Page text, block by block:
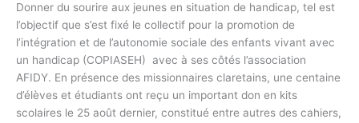
Donner du sourire aux jeunes en situation de handicap, tel est
l’objectif que s’est fixé le collectif pour la promotion de
l’intégration et de l’autonomie sociale des enfants vivant avec
un handicap (COPIASEH) avec à ses côtés l’association
AFIDY. En présence des missionnaires claretains, une centaine
d’élèves et étudiants ont reçu un important don en kits
scolaires le 25 août dernier, constitué entre autres des cahiers,